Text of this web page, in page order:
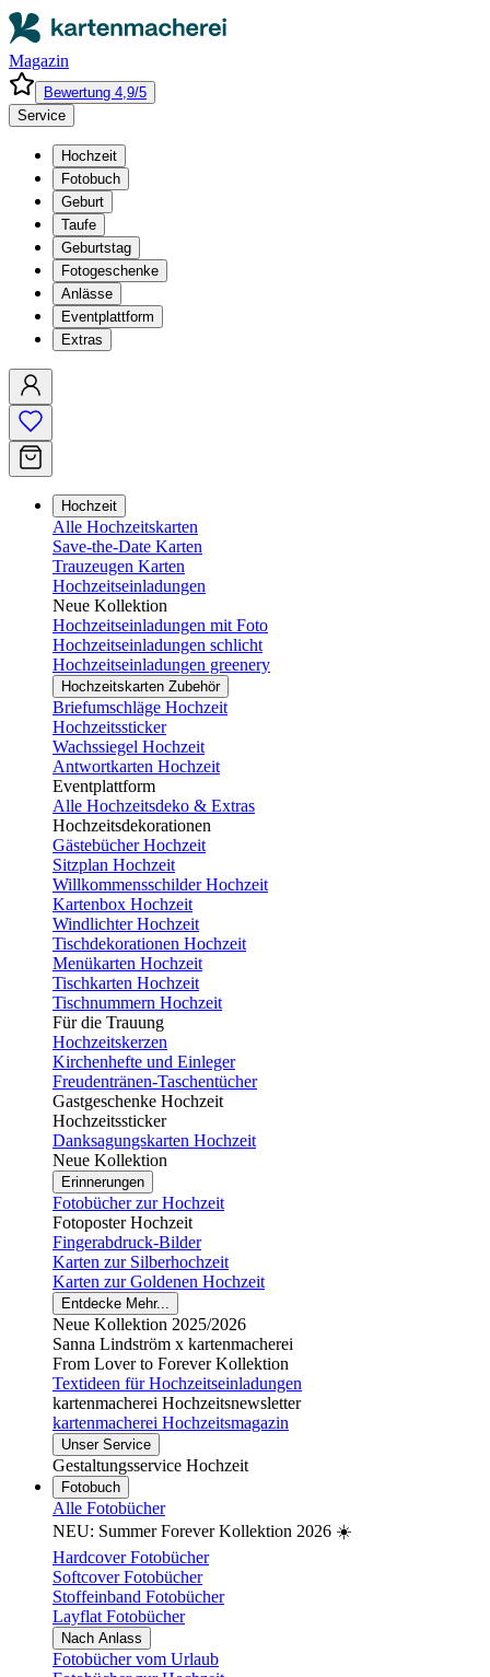
Magazin
Bewertung 4,9/5
Service
Hochzeit
Fotobuch
Geburt
Taufe
Geburtstag
Fotogeschenke
Anlässe
Eventplattform
Extras
Hochzeit
Alle Hochzeitskarten
Save-the-Date Karten
Trauzeugen Karten
Hochzeitseinladungen
Neue Kollektion
Hochzeitseinladungen mit Foto
Hochzeitseinladungen schlicht
Hochzeitseinladungen greenery
Hochzeitskarten Zubehör
Briefumschläge Hochzeit
Hochzeitssticker
Wachssiegel Hochzeit
Antwortkarten Hochzeit
Eventplattform
Alle Hochzeitsdeko & Extras
Hochzeitsdekorationen
Gästebücher Hochzeit
Sitzplan Hochzeit
Willkommensschilder Hochzeit
Kartenbox Hochzeit
Windlichter Hochzeit
Tischdekorationen Hochzeit
Menükarten Hochzeit
Tischkarten Hochzeit
Tischnummern Hochzeit
Für die Trauung
Hochzeitskerzen
Kirchenhefte und Einleger
Freudentränen-Taschentücher
Gastgeschenke Hochzeit
Hochzeitssticker
Danksagungskarten Hochzeit
Neue Kollektion
Erinnerungen
Fotobücher zur Hochzeit
Fotoposter Hochzeit
Fingerabdruck-Bilder
Karten zur Silberhochzeit
Karten zur Goldenen Hochzeit
Entdecke Mehr...
Neue Kollektion 2025/2026
Sanna Lindström x kartenmacherei
From Lover to Forever Kollektion
Textideen für Hochzeitseinladungen
kartenmacherei Hochzeitsnewsletter
kartenmacherei Hochzeitsmagazin
Unser Service
Gestaltungsservice Hochzeit
Fotobuch
Alle Fotobücher
NEU: Summer Forever Kollektion 2026 ☀️
Hardcover Fotobücher
Softcover Fotobücher
Stoffeinband Fotobücher
Layflat Fotobücher
Nach Anlass
Fotobücher vom Urlaub